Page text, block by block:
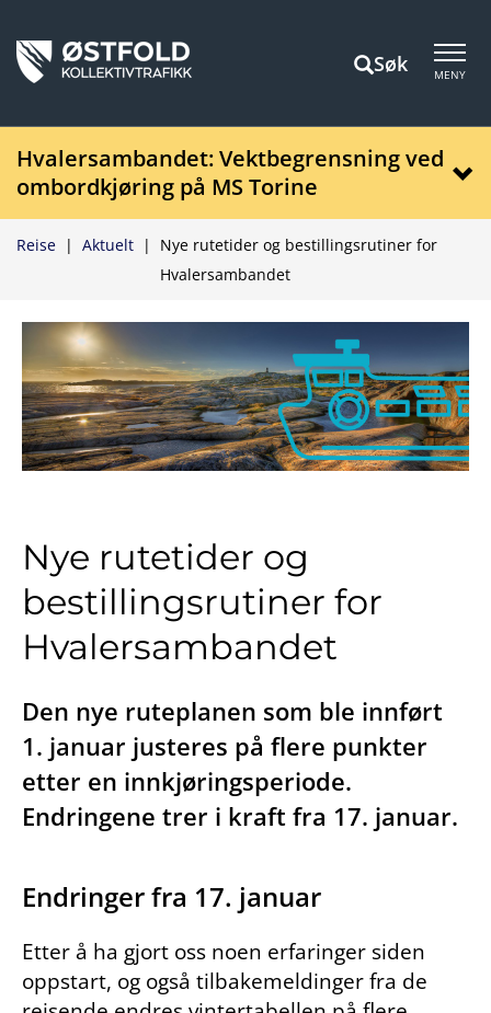
Søk MENY
Hvalersambandet: Vektbegrensning ved
ombordkjøring på MS Torine
Nye rutetider og bestillingsrutiner for
Hvalersambandet
|
Aktuelt
|
Reise
Nye rutetider og
bestillingsrutiner for
Hvalersambandet
Den nye ruteplanen som ble innført
1. januar justeres på flere punkter
etter en innkjøringsperiode.
Endringene trer i kraft fra 17. januar.
Endringer fra 17. januar
Etter å ha gjort oss noen erfaringer siden
oppstart, og også tilbakemeldinger fra de